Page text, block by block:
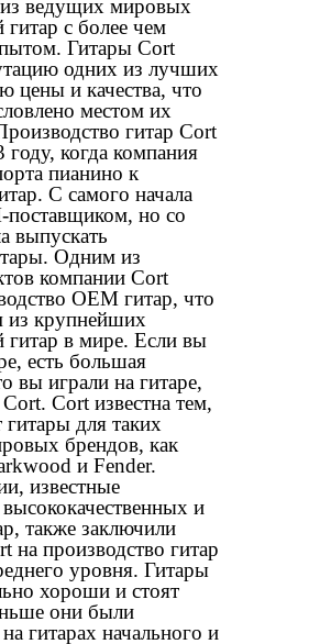
ведущих мировых
гитар с более чем
Гитары Cort
одних из лучших
цены и качества, что
местом их
гитар Cort
году, когда компания
пианино к
С самого начала
но со
выпускать
Одним из
компании Cort
OEM гитар, что
из крупнейших
гитар в мире. Если вы
есть большая
вы играли на гитаре,
Cort известна тем,
для таких
брендов, как
и Fender.
известные
и
также заключили
на производство гитар
уровня. Гитары
хороши и стоят
они были
гитарах начального и